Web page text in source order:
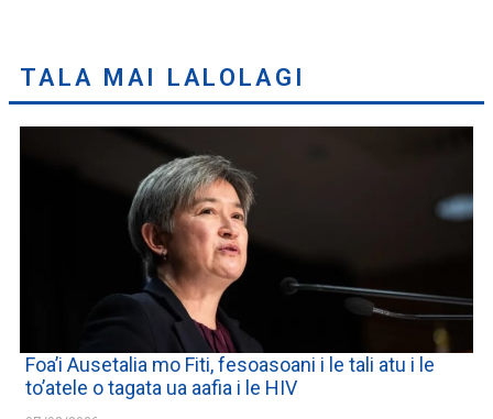
TALA MAI LALOLAGI
Foa’i Ausetalia mo Fiti, fesoasoani i le tali atu i le
to’atele o tagata ua aafia i le HIV